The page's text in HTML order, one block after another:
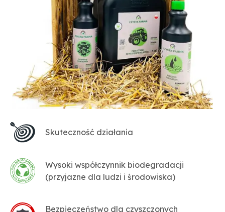
Skuteczność działania
Wysoki współczynnik biodegradacji
(przyjazne dla ludzi i środowiska)
Bezpieczeństwo dla czyszczonych